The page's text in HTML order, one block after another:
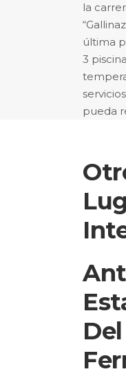
la
última
3
pueda
Del